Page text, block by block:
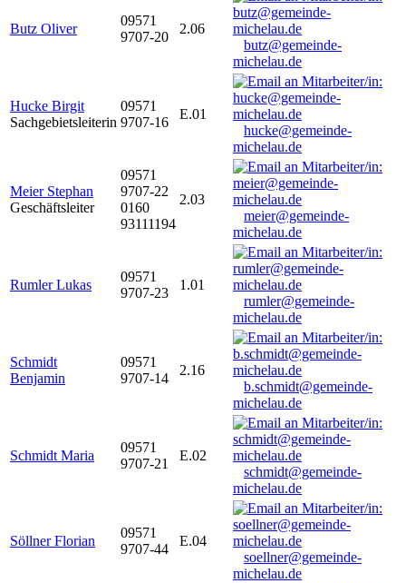
Butz Oliver
09571
9707-20
2.06
butz@gemeinde-
michelau.de
Hucke Birgit
Sachgebietsleiterin
09571
9707-16
E.01
hucke@gemeinde-
michelau.de
Meier Stephan
Geschäftsleiter
09571
9707-22
0160
93111194
2.03
meier@gemeinde-
michelau.de
Rumler Lukas
09571
9707-23
1.01
rumler@gemeinde-
michelau.de
Schmidt
Benjamin
09571
9707-14
2.16
b.schmidt@gemeinde-
michelau.de
Schmidt Maria
09571
9707-21
E.02
schmidt@gemeinde-
michelau.de
Söllner Florian
09571
9707-44
E.04
soellner@gemeinde-
michelau.de